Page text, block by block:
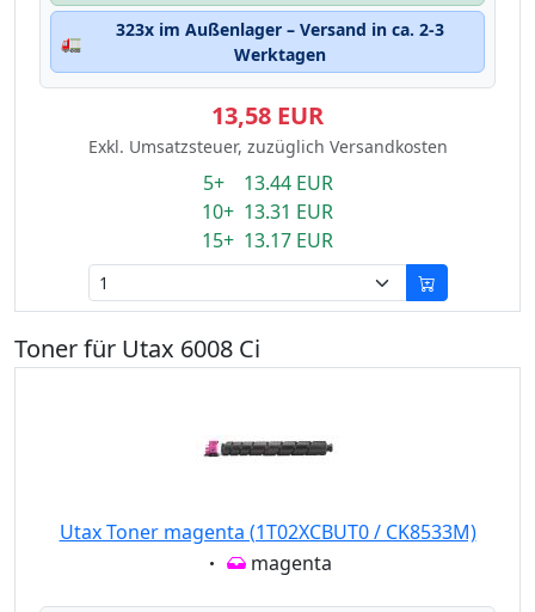
🚛
323x im Außenlager – Versand in ca. 2-3
Werktagen
13,58 EUR
Exkl. Umsatzsteuer, zuzüglich Versandkosten
5+ 13.44 EUR
10+ 13.31 EUR
15+ 13.17 EUR
Toner für Utax 6008 Ci
Utax Toner magenta (1T02XCBUT0 / CK8533M)
Eigenschaft:
magenta